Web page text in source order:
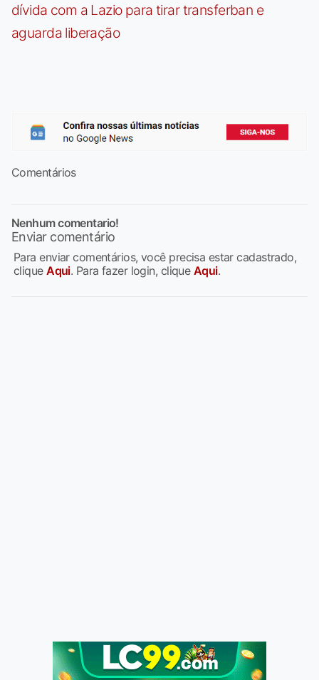
dívida com a Lazio para tirar transferban e
aguarda liberação
Comentários
Nenhum comentario!
Enviar comentário
Para enviar comentários, você precisa estar cadastrado,
cliqueAqui. Para fazer login, clique Aqui.